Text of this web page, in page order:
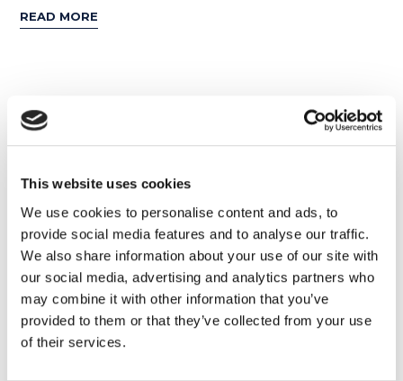
This website uses cookies
We use cookies to personalise content and ads, to
provide social media features and to analyse our traffic.
We also share information about your use of our site with
our social media, advertising and analytics partners who
may combine it with other information that you’ve
provided to them or that they’ve collected from your use
of their services.
READ MORE
LUG